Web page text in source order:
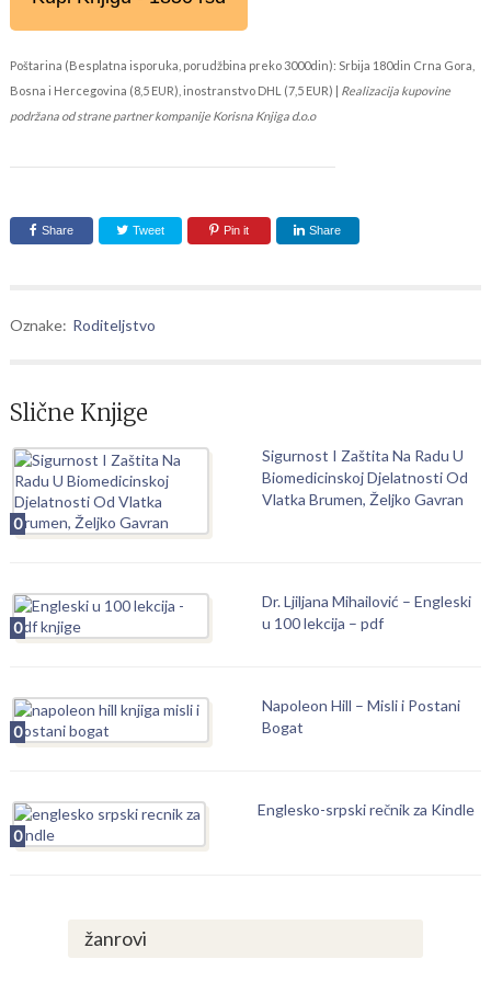
Poštarina (Besplatna isporuka, porudžbina preko 3000din): Srbija 180din Crna Gora,
Bosna i Hercegovina (8,5 EUR), inostranstvo DHL (7,5 EUR) | Realizacija kupovine
podržana od strane partner kompanije Korisna Knjiga d.o.o
Share Tweet Pin it Share
Oznake: Roditeljstvo
Slične Knjige
0
Sigurnost I Zaštita Na Radu U
Biomedicinskoj Djelatnosti Od
Vlatka Brumen, Željko Gavran
0
Dr. Ljiljana Mihailović – Engleski
u 100 lekcija – pdf
0
Napoleon Hill – Misli i Postani
Bogat
0
Englesko-srpski rečnik za Kindle
žanrovi